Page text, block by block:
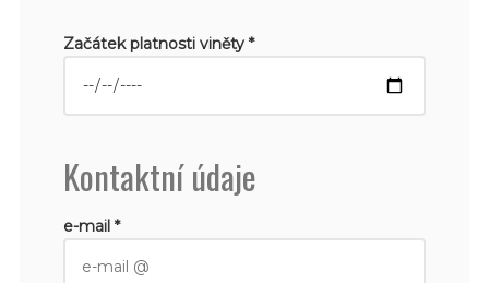
Začátek platnosti viněty *
Kontaktní údaje
e-mail *